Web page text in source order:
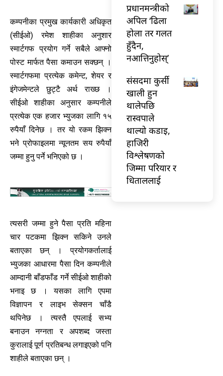
कम्पनीका प्रमुख कार्यकारी अधिकृत
(सीईओ) रमेश शाहीका अनुशार
स्मार्टगफ प्रयोग गर्ने सबैले आफ्नो
पोस्ट मार्फत पैसा कमाउन सक्छन् ।
स्मार्टगफमा प्रत्येक कमेन्ट, शेयर र
इंगेजमेन्टले छुट्टै अर्थ राख्छ ।
सीईओ शाहीका अनुसार कम्पनीले
प्रत्येक एक हजार भ्युजका लागि १५
रुपैयाँ दिनेछ । तर यो रकम झिक्न
भने प्रोफाइलमा न्यूनतम सय रुपैयाँ
जम्मा हुनु पर्ने भनिएको छ ।
त्यसरी जम्मा हुने पैसा प्रति महिना
चार पटकमा झिक्न सकिने उनले
बताएका छन् । प्रयोगकर्तालाई
भ्युजका आधारमा पैसा दिन कम्पनीले
आम्दानी बाँडफाँड गर्ने सीईओ शाहीको
भनाइ छ । यसका लागि एपमा
विज्ञापन र लाइभ सेक्सन चाँडै
थपिनेछ । त्यस्तै एपलाई सभ्य
बनाउन नग्नता र अपशब्द जस्ता
कुरालाई पूर्ण प्रतिबन्ध लगाइएको पनि
शाहीले बताएका छन् ।
प्रधानमन्त्रीको
अपिल ‘ढिला
होला तर गलत
हुँदैन,
नआत्तिनुहोस्’
संसदमा कुर्सी
खाली हुन
थालेपछि
रास्वपाले
थाल्यो कडाइ,
हाजिरी
विश्लेषणको
जिम्मा परियार र
धिताललाई